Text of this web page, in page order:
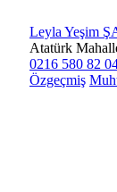
Leyla Yeşim
Atatürk
0216 580 82
Özgeçmiş